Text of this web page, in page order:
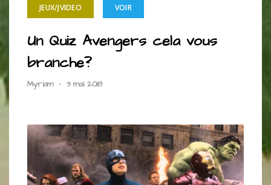
JEUX/JVIDEO VOIR
Un Quiz Avengers cela vous
branche?
Myriam - 3 mai 2018